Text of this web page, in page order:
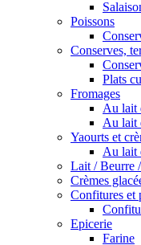
Poissons
Conserves,
Plats
Fromages
Au lait
Au lait
Yaourts et
Au lait
Lait / Beurre
Crèmes
Confitures et
Epicerie
Farine